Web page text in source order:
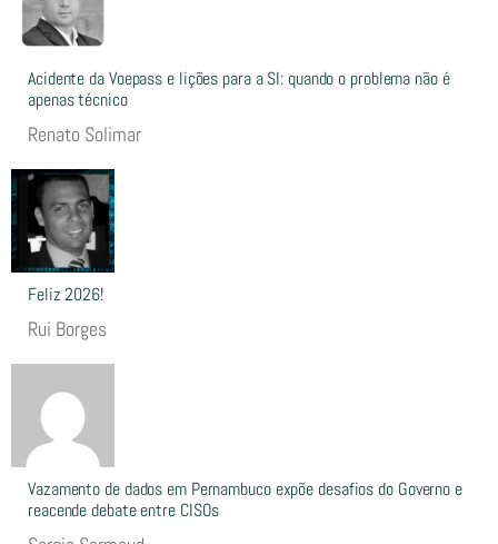
Acidente da Voepass e lições para a SI: quando o problema não é
apenas técnico
Renato Solimar
Feliz 2026!
Rui Borges
Vazamento de dados em Pernambuco expõe desafios do Governo e
reacende debate entre CISOs